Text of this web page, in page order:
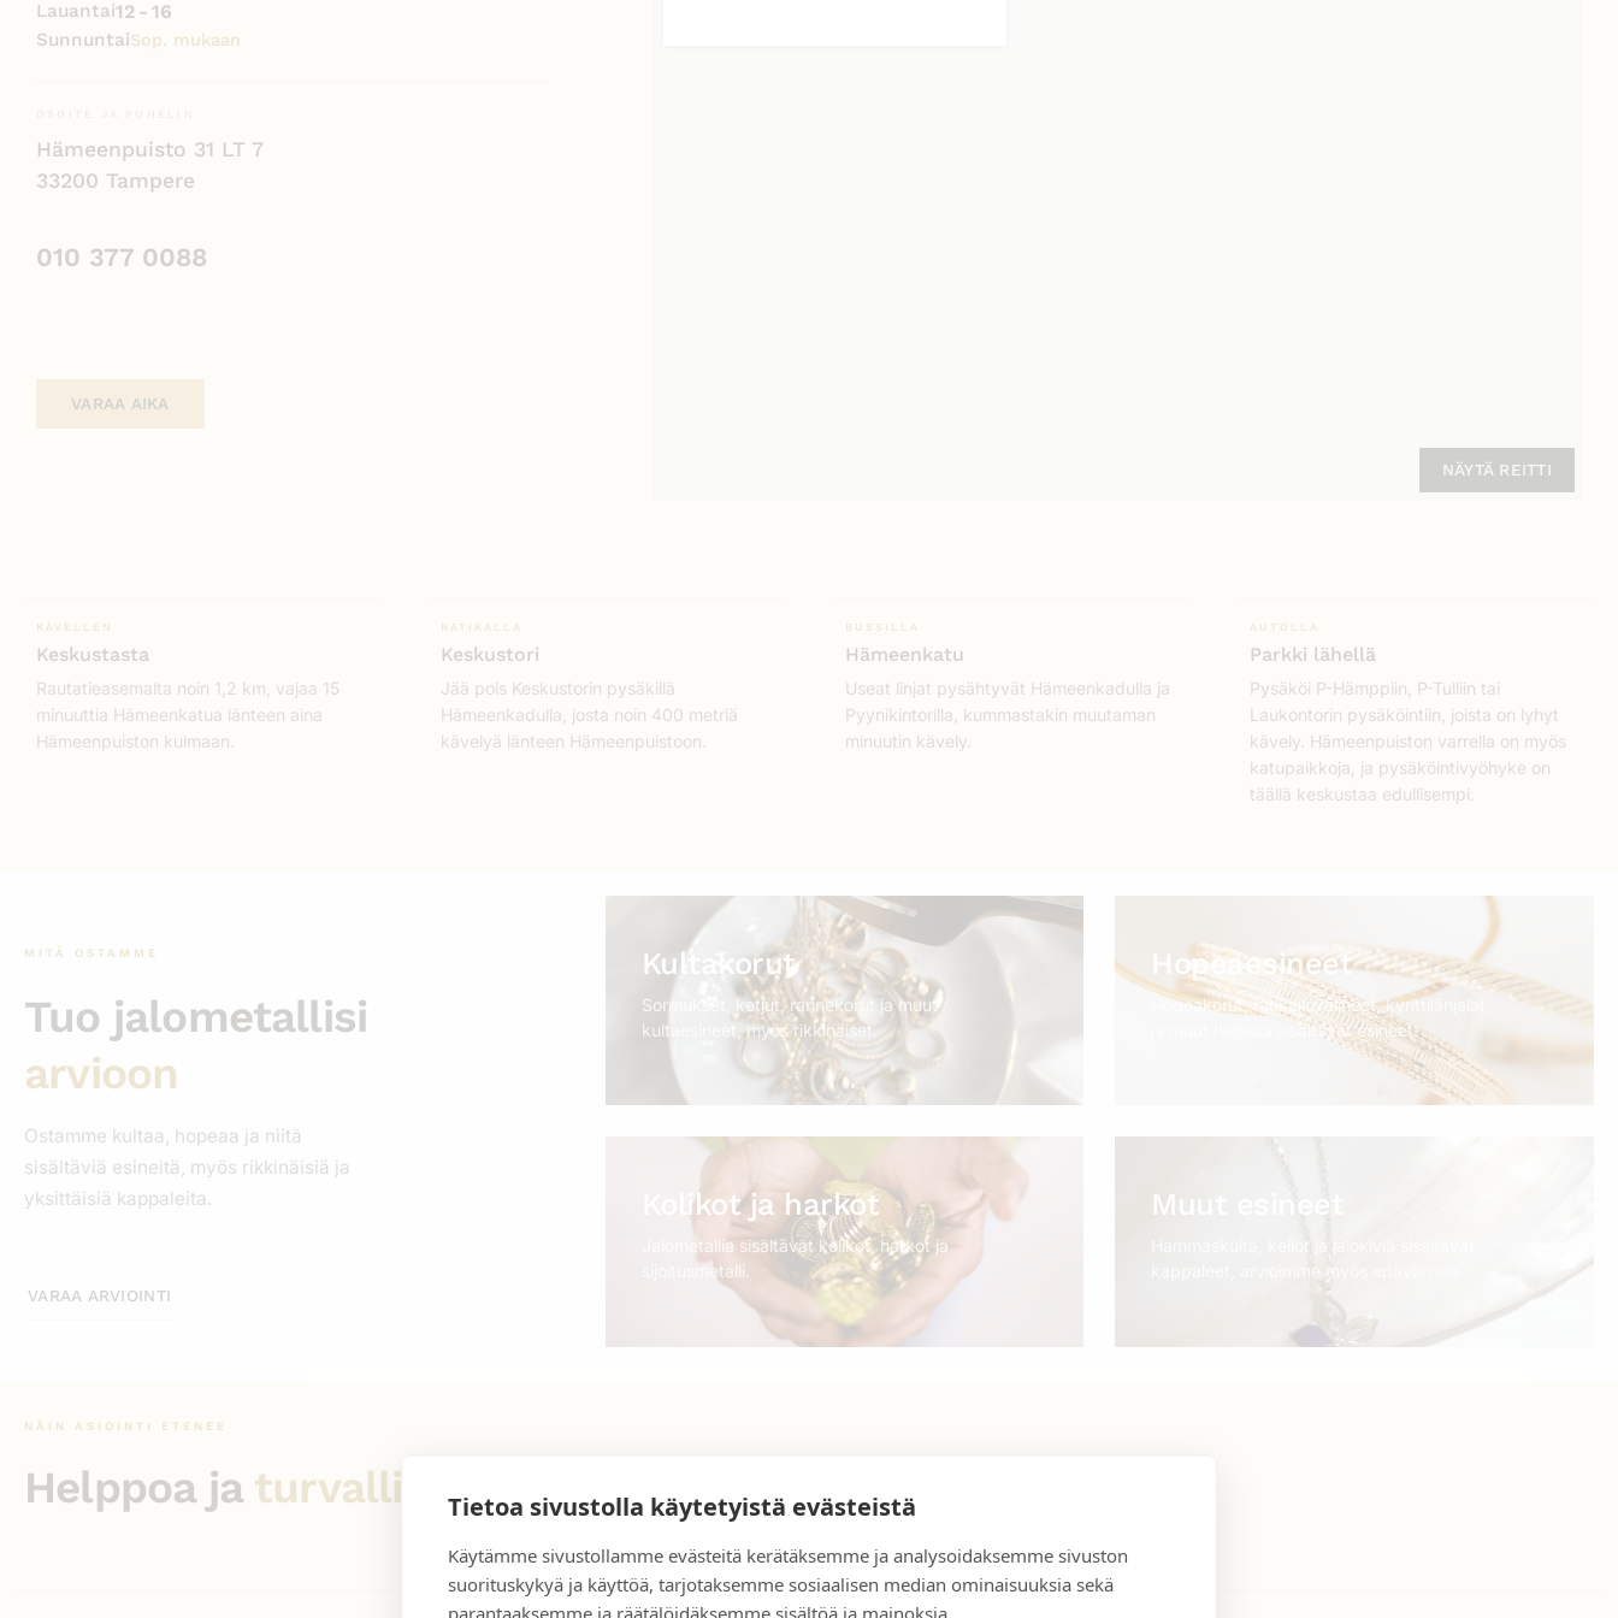
Tietoa sivustolla käytetyistä evästeistä
Käytämme sivustollamme evästeitä kerätäksemme ja analysoidaksemme sivuston
suorituskykyä ja käyttöä, tarjotaksemme sosiaalisen median ominaisuuksia sekä
parantaaksemme ja räätälöidäksemme sisältöä ja mainoksia.
Lauantai12 - 16
SunnuntaiSop. mukaan
Hämeenpuisto 31 LT 7
33200 Tampere
010 377 0088
VARAA AIKA
NÄYTÄ REITTI
KÄVELLEN
Keskustasta
Rautatieasemalta noin 1,2 km, vajaa 15
minuuttia Hämeenkatua länteen aina
Hämeenpuiston kulmaan.
RATIKALLA
Keskustori
Jää pois Keskustorin pysäkillä
Hämeenkadulla, josta noin 400 metriä
kävelyä länteen Hämeenpuistoon.
BUSSILLA
Hämeenkatu
Useat linjat pysähtyvät Hämeenkadulla ja
Pyynikintorilla, kummastakin muutaman
minuutin kävely.
AUTOLLA
Parkki lähellä
Pysäköi P-Hämppiin, P-Tulliin tai
Laukontorin pysäköintiin, joista on lyhyt
kävely. Hämeenpuiston varrella on myös
katupaikkoja, ja pysäköintivyöhyke on
täällä keskustaa edullisempi.
MITÄ OSTAMME
Tuo jalometallisi
arvioon
Ostamme kultaa, hopeaa ja niitä
sisältäviä esineitä, myös rikkinäisiä ja
yksittäisiä kappaleita.
VARAA ARVIOINTI
Kultakorut
Sormukset, ketjut, rannekorut ja muut
kultaesineet, myös rikkinäiset.
Hopeaesineet
Hopeakorut, ruokailuvälineet, kynttilänjalat
ja muut hopeaa sisältävät esineet.
Kolikot ja harkot
Jalometallia sisältävät kolikot, harkot ja
sijoitusmetalli.
Muut esineet
Hammaskulta, kellot ja jalokiviä sisältävät
kappaleet, arvioimme myös epävarmat.
NÄIN ASIOINTI ETENEE
Helppoa ja turvallista